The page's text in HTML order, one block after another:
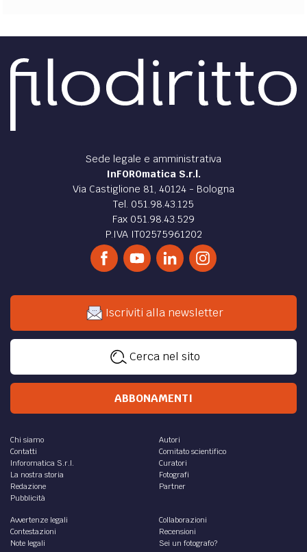
Sede legale e amministrativa
InFOROmatica S.r.l.
Via Castiglione 81, 40124 - Bologna
Tel. 051.98.43.125
Fax 051.98.43.529
P.IVA IT02575961202
Iscriviti alla newsletter
Cerca nel sito
ABBONAMENTI
Chi siamo
Contatti
Inforomatica S.r.l.
La nostra storia
Redazione
Pubblicità
Autori
Comitato scientifico
Curatori
Fotografi
Partner
Avvertenze legali
Contestazioni
Note legali
Collaborazioni
Recensioni
Sei un fotografo?